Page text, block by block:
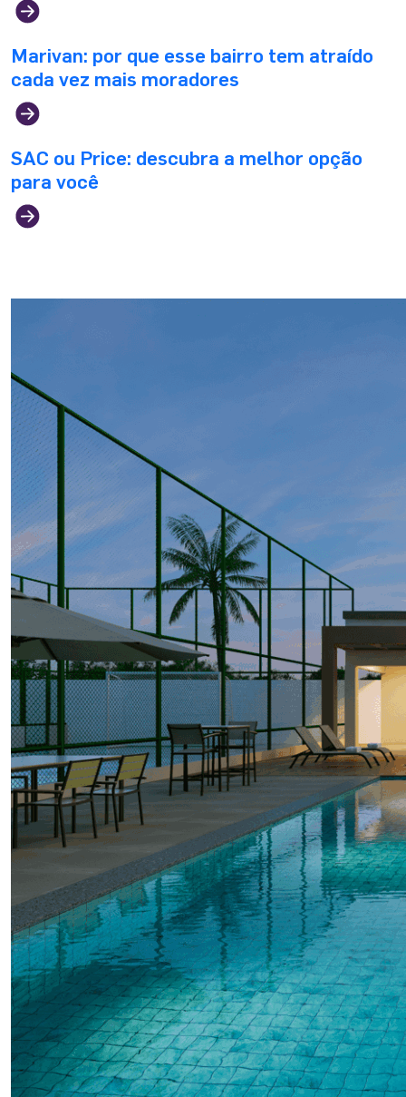
Marivan: por que esse bairro tem atraído
cada vez mais moradores
SAC ou Price: descubra a melhor opção
para você